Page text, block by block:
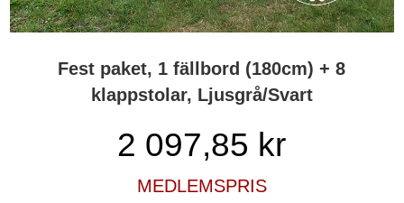
Fest paket, 1 fällbord (180cm) + 8
klappstolar, Ljusgrå/Svart
2 097,85 kr
MEDLEMSPRIS